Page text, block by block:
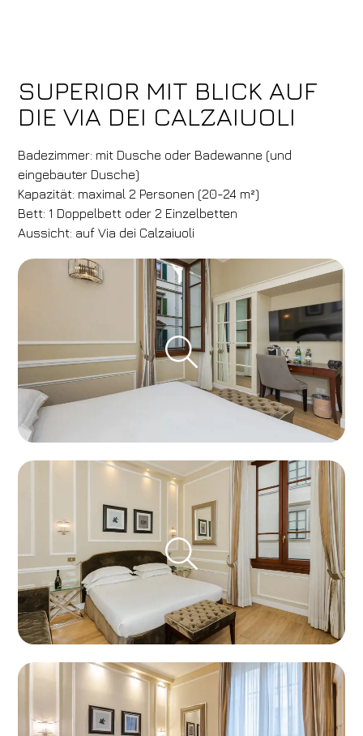
SUPERIOR MIT BLICK AUF
DIE VIA DEI CALZAIUOLI
Badezimmer: mit Dusche oder Badewanne (und
eingebauter Dusche)
Kapazität: maximal 2 Personen (20-24 m²)
Bett: 1 Doppelbett oder 2 Einzelbetten
Aussicht: auf Via dei Calzaiuoli